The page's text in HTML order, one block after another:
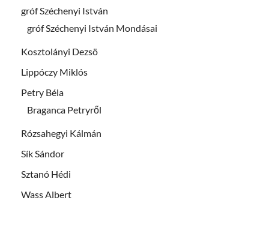
gróf Széchenyi István
gróf Széchenyi István Mondásai
Kosztolányi Dezsö
Lippóczy Miklós
Petry Béla
Braganca Petryről
Rózsahegyi Kálmán
Sík Sándor
Sztanó Hédi
Wass Albert